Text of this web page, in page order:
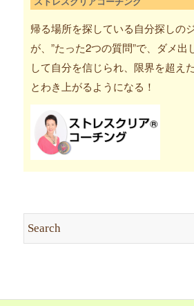
帰る場所を探している自分探しの
が、”たった2つの質問”で、ダメ出
して自分を信じられ、限界を超え
とわき上がるようになる！